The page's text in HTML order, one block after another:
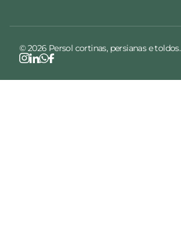
© 2026 Persol cortinas, persianas e toldos.